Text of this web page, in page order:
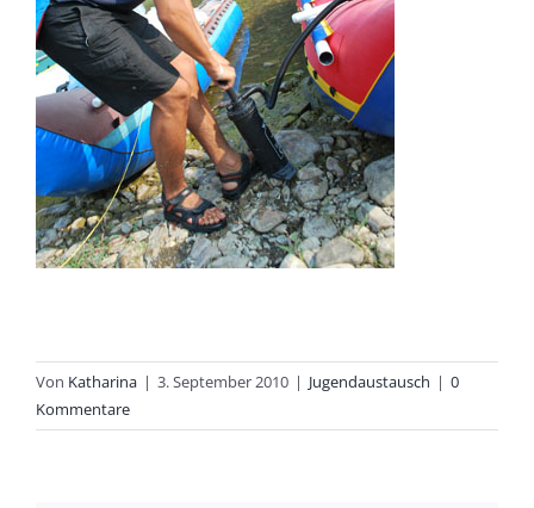
Von Katharina | 3. September 2010 | Jugendaustausch | 0
Kommentare